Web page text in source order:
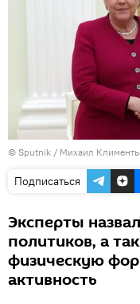
© Sputnik / Михаил
Подписаться
Эксперты
политиков, а
физическую
активность